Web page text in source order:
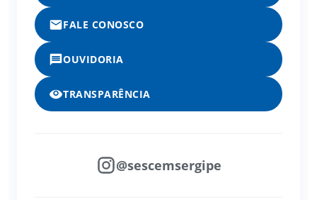
FALE CONOSCO
OUVIDORIA
TRANSPARÊNCIA
@sescemsergipe